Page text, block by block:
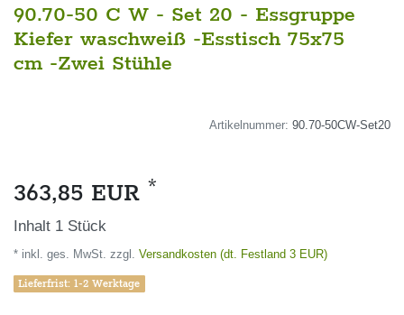
90.70-50 C W - Set 20 - Essgruppe
Kiefer waschweiß -Esstisch 75x75
cm -Zwei Stühle
Artikelnummer: 90.70-50CW-Set20
363,85 EUR *
Inhalt 1 Stück
* inkl. ges. MwSt. zzgl. Versandkosten (dt. Festland 3 EUR)
Lieferfrist: 1-2 Werktage